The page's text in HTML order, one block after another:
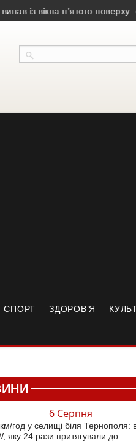
вікна п’ятого поверху:
СПОРТ ЗДОРОВ’Я
6 Серпня
год у селищі біля Тернополя:
яку 24 рази притягували до